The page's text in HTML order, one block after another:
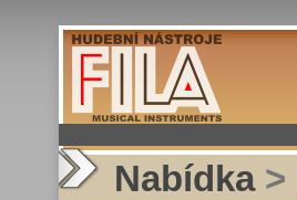
Nabídka >